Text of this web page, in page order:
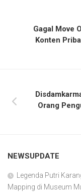
Gagal Move
Konten
Orang
NEWSUPDATE
Legenda Putri
Mapping di Museum